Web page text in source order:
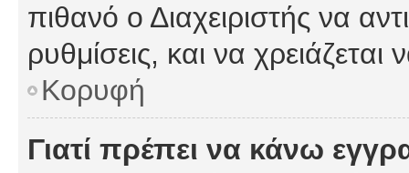
πιθανό ο Διαχειριστής να
ρυθμίσεις, και να χρειάζεται
Κορυφή
Γιατί πρέπει να κάνω